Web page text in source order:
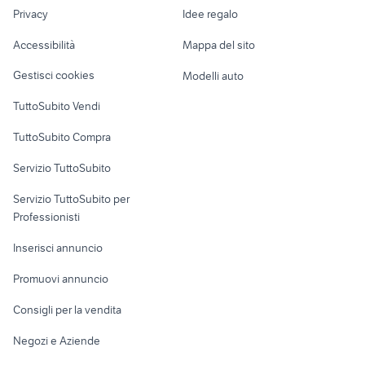
twinair gpl
auto Vinchiaturo
Garage e box
Loft, mansarde e
Informatica
Console e
Fotografia
Telefonia
Privacy
Accessibilità
Gestisci cookies
TuttoSubito Vendi
TuttoSubito Compra
Servizio TuttoSubito
Servizio TuttoSubito per
Professionisti
Inserisci annuncio
Promuovi annuncio
Consigli per la vendita
Negozi e Aziende
Idee regalo
Mappa del sito
Modelli auto